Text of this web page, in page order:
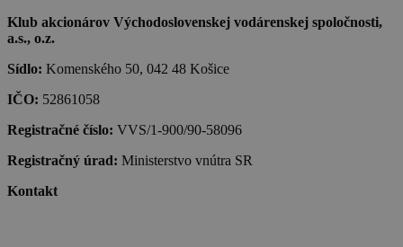
Klub akcionárov Východoslovenskej vodárenskej spoločnosti,
a.s., o.z.
Sídlo: Komenského 50, 042 48 Košice
IČO: 52861058
Registračné číslo: VVS/1-900/90-58096
Registračný úrad: Ministerstvo vnútra SR
Kontakt